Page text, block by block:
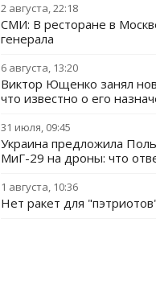
2 августа, 22:18
СМИ: В ресторане в
генерала
6 августа, 13:20
Виктор Ющенко занял
что известно о его
31 июля, 09:45
Украина предложила
МиГ-29 на дроны: что
1 августа, 10:36
Нет ракет для